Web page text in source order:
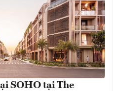
SOHO tại The